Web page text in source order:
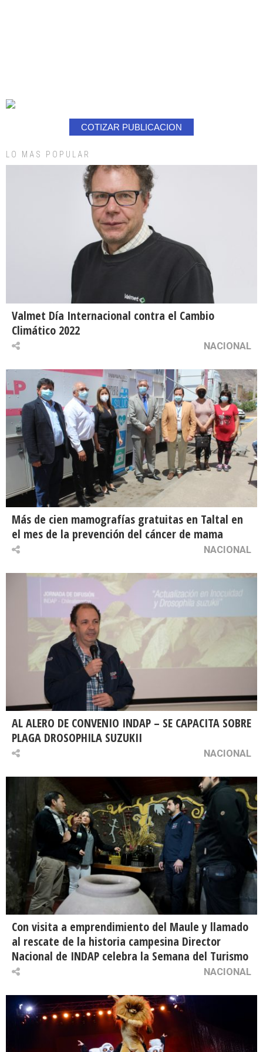
COTIZAR PUBLICACION
LO MAS POPULAR
Valmet Día Internacional contra el Cambio
Climático 2022
NACIONAL
Más de cien mamografías gratuitas en Taltal en
el mes de la prevención del cáncer de mama
NACIONAL
AL ALERO DE CONVENIO INDAP – SE CAPACITA SOBRE
PLAGA DROSOPHILA SUZUKII
NACIONAL
Con visita a emprendimiento del Maule y llamado
al rescate de la historia campesina Director
Nacional de INDAP celebra la Semana del Turismo
NACIONAL